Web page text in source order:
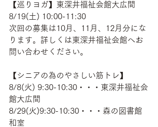
【巡りヨガ】東深井福祉会館大広間
8/19(土) 10:00-11:30
次回の募集は10月、11月、12月分にな
ります。詳しくは東深井福祉会館へお
問い合わせください。
【シニアの為のやさしい筋トレ】
8/8(火) 9:30-10:30・・・東深井福祉会
館大広間
8/29(火)9:30-10:30・・・森の図書館
和室